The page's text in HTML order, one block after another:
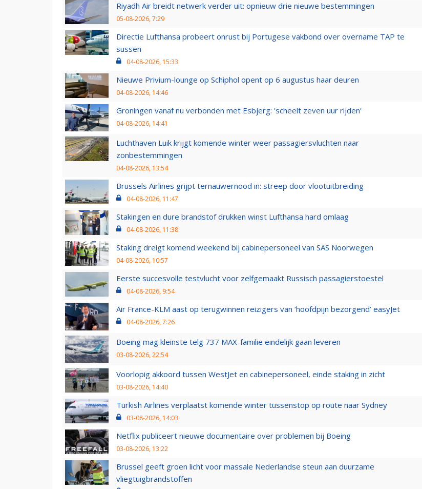
Riyadh Air breidt netwerk verder uit: opnieuw drie nieuwe bestemmingen
05-08-2026, 7:29
Directie Lufthansa probeert onrust bij Portugese vakbond over overname TAP te
sussen
04-08-2026, 15:33
Nieuwe Privium-lounge op Schiphol opent op 6 augustus haar deuren
04-08-2026, 14:46
Groningen vanaf nu verbonden met Esbjerg: 'scheelt zeven uur rijden'
04-08-2026, 14:41
Luchthaven Luik krijgt komende winter weer passagiersvluchten naar
zonbestemmingen
04-08-2026, 13:54
Brussels Airlines grijpt ternauwernood in: streep door vlootuitbreiding
04-08-2026, 11:47
Stakingen en dure brandstof drukken winst Lufthansa hard omlaag
04-08-2026, 11:38
Staking dreigt komend weekend bij cabinepersoneel van SAS Noorwegen
04-08-2026, 10:57
Eerste succesvolle testvlucht voor zelfgemaakt Russisch passagierstoestel
04-08-2026, 9:54
Air France-KLM aast op terugwinnen reizigers van ‘hoofdpijn bezorgend’ easyJet
04-08-2026, 7:26
Boeing mag kleinste telg 737 MAX-familie eindelijk gaan leveren
03-08-2026, 22:54
Voorlopig akkoord tussen WestJet en cabinepersoneel, einde staking in zicht
03-08-2026, 14:40
Turkish Airlines verplaatst komende winter tussenstop op route naar Sydney
03-08-2026, 14:03
Netflix publiceert nieuwe documentaire over problemen bij Boeing
03-08-2026, 13:22
Brussel geeft groen licht voor massale Nederlandse steun aan duurzame
vliegtuigbrandstoffen